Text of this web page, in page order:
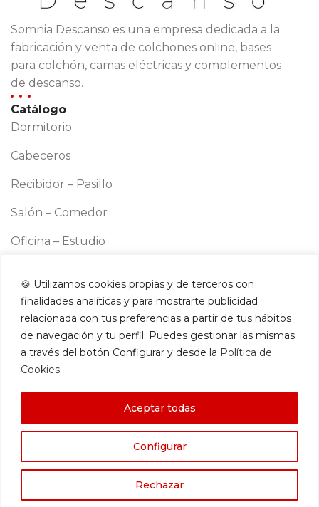
🍪 Utilizamos cookies propias y de terceros con
finalidades analíticas y para mostrarte publicidad
relacionada con tus preferencias a partir de tus hábitos
de navegación y tu perfil. Puedes gestionar las mismas
a través del botón Configurar y desde la Política de
Cookies.
Configurar
Rechazar
Aceptar todas
Somnia Descanso es una empresa dedicada a la
fabricación y venta de colchones online, bases
para colchón, camas eléctricas y complementos
de descanso.
Catálogo
Dormitorio
Cabeceros
Recibidor – Pasillo
Salón – Comedor
Oficina – Estudio
Información
Aviso legal
Política de cookies
Política de privacidad
Términos y condiciones
Contacto